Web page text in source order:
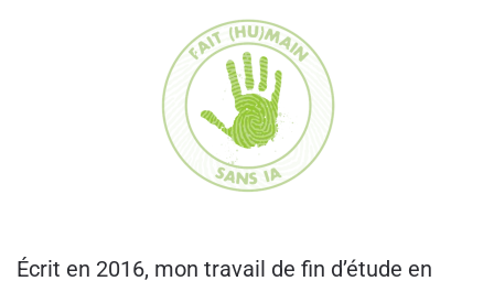
Écrit en 2016, mon travail de fin d’étude en